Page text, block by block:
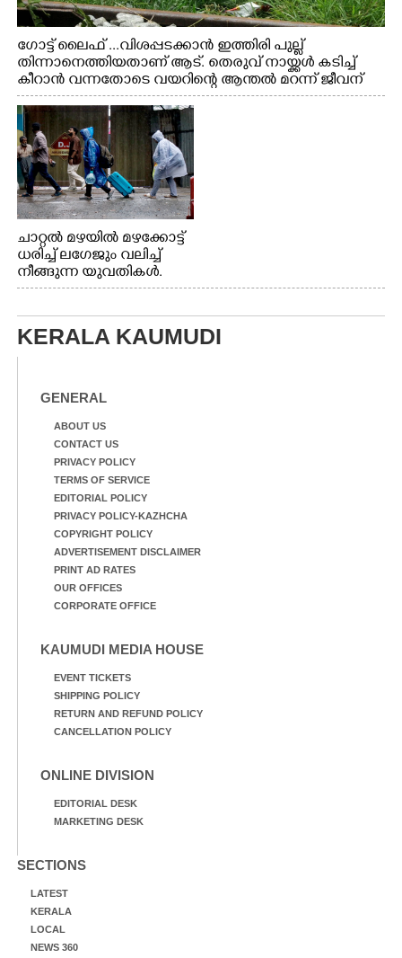
ഗോട്ട് ലൈഫ് ...വിശപ്പടക്കാൻ ഇത്തിരി പുല്ല്
തിന്നാനെത്തിയതാണ് ആട്. തെരുവ് നായ്ക്കൾ കടിച്ച്
കീറാൻ വന്നതോടെ വയറിന്റെ ആന്തൽ മറന്ന് ജീവന്
വേണ്ടിയായി ഓട്ടം. എറണാകുളം വാത്തുരുത്തിയിൽ
നിന്നുള്ള കാഴ്ച
ചാറ്റൽ മഴയിൽ മഴക്കോട്ട്
ധരിച്ച് ലഗേജും വലിച്ച്
നീങ്ങുന്ന യുവതികൾ.
എറണാകുളം മേനകയിൽ
KERALA KAUMUDI
GENERAL
ABOUT US
CONTACT US
PRIVACY POLICY
TERMS OF SERVICE
EDITORIAL POLICY
PRIVACY POLICY-KAZHCHA
COPYRIGHT POLICY
ADVERTISEMENT DISCLAIMER
PRINT AD RATES
OUR OFFICES
CORPORATE OFFICE
KAUMUDI MEDIA HOUSE
EVENT TICKETS
SHIPPING POLICY
RETURN AND REFUND POLICY
CANCELLATION POLICY
ONLINE DIVISION
EDITORIAL DESK
MARKETING DESK
SECTIONS
LATEST
KERALA
LOCAL
NEWS 360